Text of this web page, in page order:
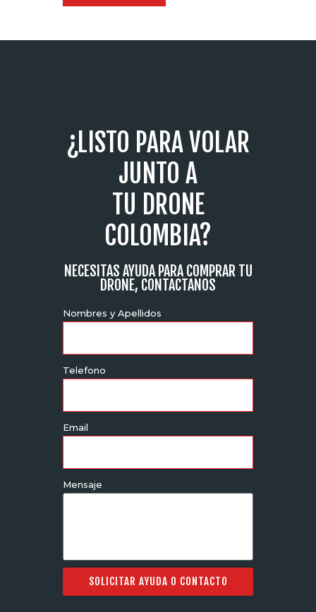
¿LISTO PARA VOLAR
JUNTO A
TU DRONE
COLOMBIA?
NECESITAS AYUDA PARA COMPRAR TU
DRONE, CONTACTANOS
Nombres y Apellidos
Telefono
Email
Mensaje
SOLICITAR AYUDA O CONTACTO